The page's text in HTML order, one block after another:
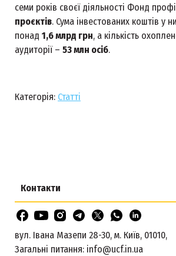
семи років своєї діяльності Фонд
проєктів. Сума інвестованих коштів у
понад 1,6 млрд грн, а кількість
аудиторії – 53 млн осіб.
Категорія: Статті
Контакти
вул. Івана Мазепи 28-30, м. Київ, 01010,
Загальні питання: info@ucf.in.ua